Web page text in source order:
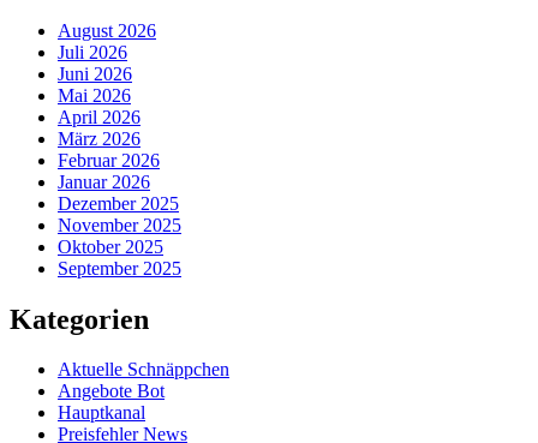
August 2026
Juli 2026
Juni 2026
Mai 2026
April 2026
März 2026
Februar 2026
Januar 2026
Dezember 2025
November 2025
Oktober 2025
September 2025
Kategorien
Aktuelle Schnäppchen
Angebote Bot
Hauptkanal
Preisfehler News